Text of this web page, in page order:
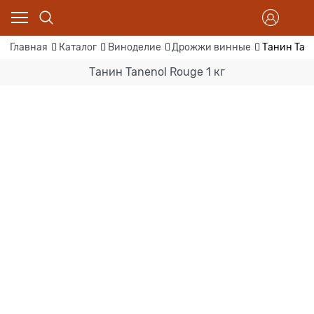
Главная Каталог Виноделие Дрожжи винные Танин
Танин Tanenol Rouge 1 кг